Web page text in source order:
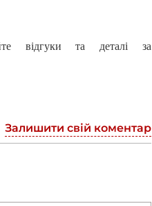
відгуки та деталі за
Залишити свій коментар